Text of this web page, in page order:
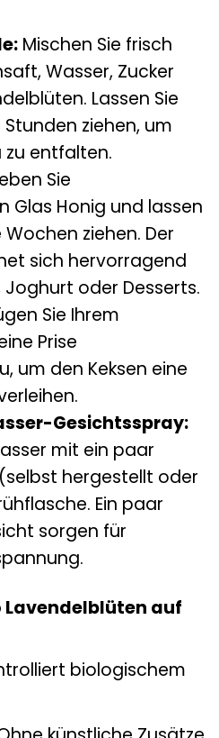
Mischen Sie frisch
Wasser, Zucker
Lassen Sie
ziehen, um
entfalten.
Sie
Glas Honig und lassen
ziehen. Der
sich hervorragend
Joghurt oder Desserts.
Sie Ihrem
Prise
um den Keksen eine
Gesichtsspray:
mit ein paar
hergestellt oder
Ein paar
sorgen für
Lavendelblüten auf
biologischem